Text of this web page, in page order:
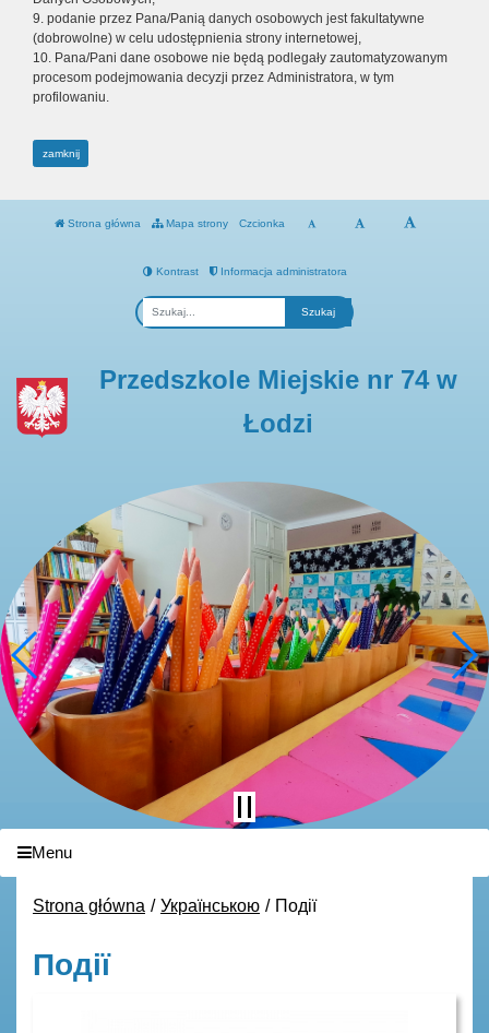
9. podanie przez Pana/Panią danych osobowych jest fakultatywne
(dobrowolne) w celu udostępnienia strony internetowej,
10. Pana/Pani dane osobowe nie będą podlegały zautomatyzowanym
procesom podejmowania decyzji przez Administratora, w tym
profilowaniu.
zamknij
Strona główna Mapa strony Czcionka
Kontrast Informacja administratora
Fraza
Przedszkole Miejskie nr 74 w
Łodzi
Menu
Strona główna Українською Події
Події